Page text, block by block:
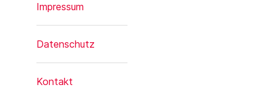
Impressum
Datenschutz
Kontakt